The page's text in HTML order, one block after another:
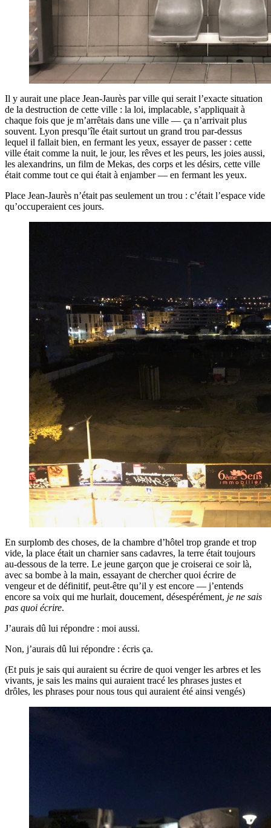
Il y aurait une place Jean-Jaurès par ville qui serait l’exacte situation
de la destruction de cette ville : la loi, implacable, s’appliquait à
chaque fois que je m’arrêtais dans une ville — ça n’arrivait plus
souvent. Lyon presqu’île était surtout un grand trou par-dessus
lequel il fallait bien, en fermant les yeux, essayer de passer : cette
ville était comme la nuit, le jour, les rêves et les peurs, les joies aussi,
les alexandrins, un film de Mekas, des corps et les désirs, cette ville
était comme tout ce qui était à enjamber — en fermant les yeux.
Place Jean-Jaurès n’était pas seulement un trou : c’était l’espace vide
qu’occuperaient ces jours.
En surplomb des choses, de la chambre d’hôtel trop grande et trop
vide, la place était un charnier sans cadavres, la terre était toujours
au-dessous de la terre. Le jeune garçon que je croiserai ce soir là,
avec sa bombe à la main, essayant de chercher quoi écrire de
vengeur et de définitif, peut-être qu’il y est encore — j’entends
encore sa voix qui me hurlait, doucement, désespérément, je ne sais
pas quoi écrire.
J’aurais dû lui répondre : moi aussi.
Non, j’aurais dû lui répondre : écris ça.
(Et puis je sais qui auraient su écrire de quoi venger les arbres et les
vivants, je sais les mains qui auraient tracé les phrases justes et
drôles, les phrases pour nous tous qui auraient été ainsi vengés)